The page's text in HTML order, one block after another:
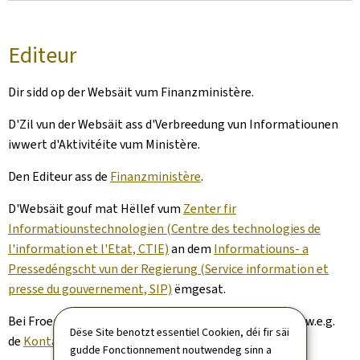
Dëse Site benotzt essentiel Cookien, déi fir säi
gudde Fonctionnement noutwendeg sinn a
Editeur
Dir sidd op der Websäit vum Finanzministère.
D'Zil vun der Websäit ass d'Verbreedung vun Informatiounen
iwwert d'Aktivitéite vum Ministère.
Den Editeur ass de Finanzministère.
D'Websäit gouf mat Hëllef vum Zenter fir
Informatiounstechnologien (Centre des technologies de
l'information et l'Etat, CTIE)an dem Informatiouns- a
Pressedéngscht vun der Regierung (Service information et
presse du gouvernement, SIP)ëmgesat.
Bei Froen iwwert dës Websäit an hiren Inhalt benotzt w.e.g.
de Kontaktformulaire.